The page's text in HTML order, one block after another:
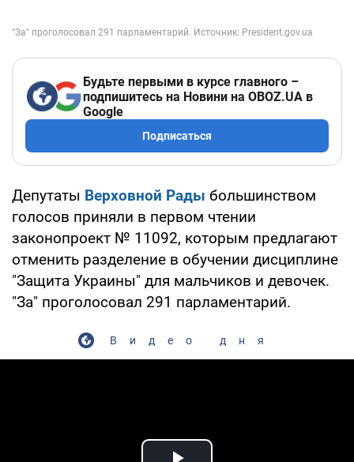
Будьте первыми в курсе главного –
подпишитесь на Новини на OBOZ.UA в
Google
Подписаться
Депутаты Верховной Рады большинством
голосов приняли в первом чтении
законопроект № 11092, которым предлагают
отменить разделение в обучении дисциплине
"Защита Украины" для мальчиков и девочек.
"За" проголосовал 291 парламентарий.
Видео дня